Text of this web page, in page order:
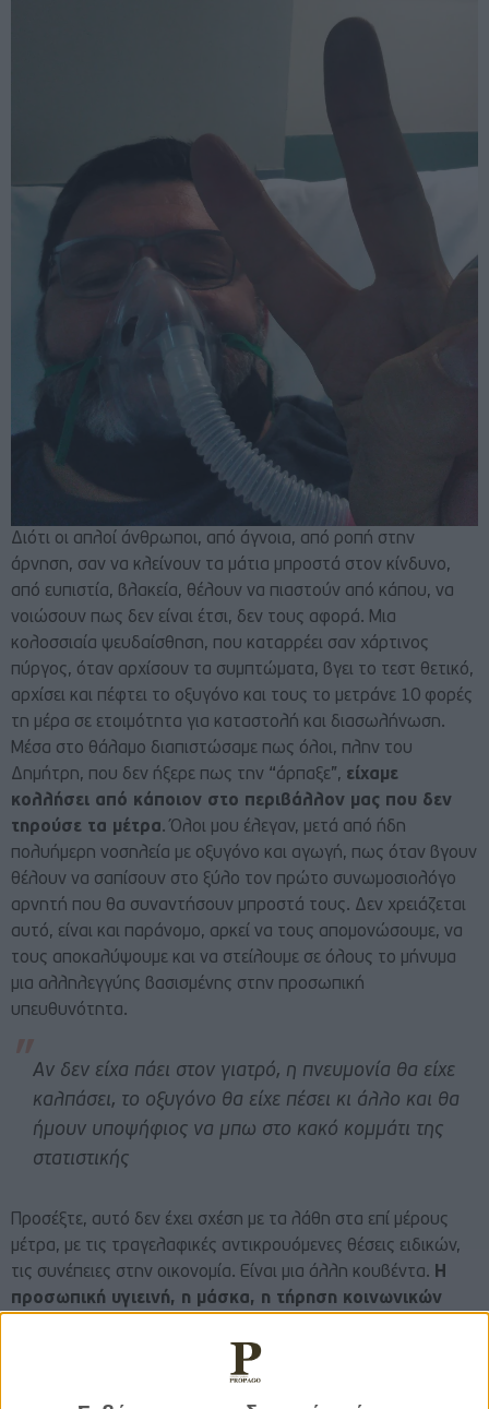
Διότι οι απλοί άνθρωποι, από άγνοια, από ροπή στην
άρνηση, σαν να κλείνουν τα μάτια μπροστά στον κίνδυνο,
από ευπιστία, βλακεία, θέλουν να πιαστούν από κάπου, να
νοιώσουν πως δεν είναι έτσι, δεν τους αφορά. Μια
κολοσσιαία ψευδαίσθηση, που καταρρέει σαν χάρτινος
πύργος, όταν αρχίσουν τα συμπτώματα, βγει το τεστ θετικό,
αρχίσει και πέφτει το οξυγόνο και τους το μετράνε 10 φορές
τη μέρα σε ετοιμότητα για καταστολή και διασωλήνωση.
Μέσα στο θάλαμο διαπιστώσαμε πως όλοι, πλην του
Δημήτρη, που δεν ήξερε πως την “άρπαξε”, είχαμε
κολλήσει από κάποιον στο περιβάλλον μας που δεν
τηρούσε τα μέτρα. Όλοι μου έλεγαν, μετά από ήδη
πολυήμερη νοσηλεία με οξυγόνο και αγωγή, πως όταν βγουν
θέλουν να σαπίσουν στο ξύλο τον πρώτο συνωμοσιολόγο
αρνητή που θα συναντήσουν μπροστά τους. Δεν χρειάζεται
αυτό, είναι και παράνομο, αρκεί να τους απομονώσουμε, να
τους αποκαλύψουμε και να στείλουμε σε όλους το μήνυμα
μια αλληλεγγύης βασισμένης στην προσωπική
υπευθυνότητα.
Αν δεν είχα πάει στον γιατρό, η πνευμονία θα είχε
καλπάσει, το οξυγόνο θα είχε πέσει κι άλλο και θα
ήμουν υποψήφιος να μπω στο κακό κομμάτι της
στατιστικής
Προσέξτε, αυτό δεν έχει σχέση με τα λάθη στα επί μέρους
μέτρα, με τις τραγελαφικές αντικρουόμενες θέσεις ειδικών,
τις συνέπειες στην οικονομία. Είναι μια άλλη κουβέντα. Η
προσωπική υγιεινή, η μάσκα, η τήρηση κοινωνικών
συγκεντρώσεις πλήθους, πορείες, δεν επιδέχονται
Όποιος πιστεύει πως ο… Μαρξ ή ο
Μπακούνιν σκέπουν προστατευτικώς υγειονομικά τις